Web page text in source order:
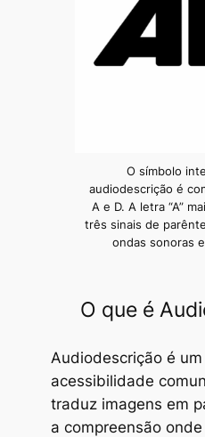
O símbolo
audiodescrição é
A e D. A letra “A”
três sinais de
ondas sonoras
O que é
Audiodescrição é
acessibilidade
traduz imagens em
a compreensão